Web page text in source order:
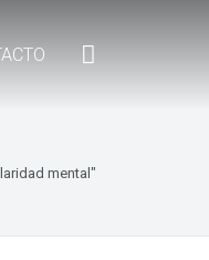
mental"